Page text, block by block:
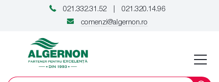
021.332.31.52
021.320.14.96
comenzi@algernon.ro